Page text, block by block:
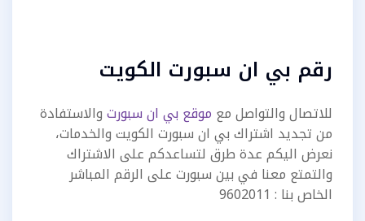
رقم بي ان سبورت الكويت
للاتصال والتواصل مع موقع بي ان سبورتوالاستفادة
من تجديد اشتراك بي ان سبورت الكويت والخدمات،
نعرض اليكم عدة طرق لتساعدكم على الاشتراك
والتمتع معنا في بين سبورت على الرقم المباشر
الخاص بنا : 9602011